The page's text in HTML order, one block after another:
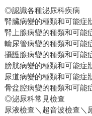
◎認識各種泌尿科疾病
腎臟病變的種類和可能症
腎上腺病變的種類和可能
輸尿管病變的種類和可能
攝護腺病變的種類和可能
膀胱病變的種類和可能症
尿道病變的種類和可能症
骨盆腔病變的種類和可能
◎泌尿科常見檢查
尿液檢查＼超音波檢查＼